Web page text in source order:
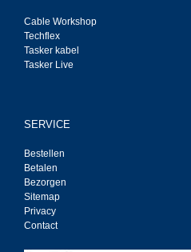
Cable Workshop
Techflex
Tasker kabel
Tasker Live
SERVICE
Bestellen
Betalen
Bezorgen
Sitemap
Privacy
Contact